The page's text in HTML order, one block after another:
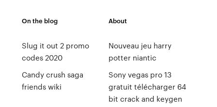
On the blog
Slug it out 2 promo
codes 2020
Candy crush saga
friends wiki
About
Nouveau jeu harry
potter niantic
Sony vegas pro 13
gratuit télécharger 64
bit crack and keygen